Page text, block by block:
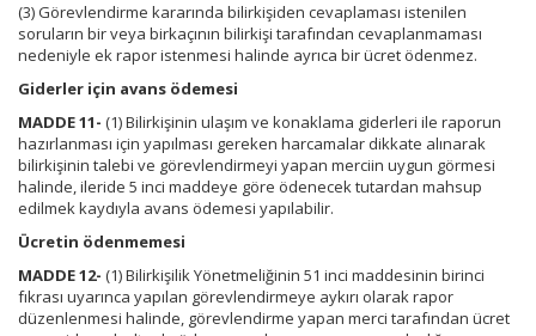
(3) Görevlendirme kararında bilirkişiden cevaplaması istenilen
soruların bir veya birkaçının bilirkişi tarafından cevaplanmaması
nedeniyle ek rapor istenmesi halinde ayrıca bir ücret ödenmez.
Giderler için avans ödemesi
MADDE 11- (1) Bilirkişinin ulaşım ve konaklama giderleri ile raporun
hazırlanması için yapılması gereken harcamalar dikkate alınarak
bilirkişinin talebi ve görevlendirmeyi yapan merciin uygun görmesi
halinde, ileride 5 inci maddeye göre ödenecek tutardan mahsup
edilmek kaydıyla avans ödemesi yapılabilir.
Ücretin ödenmemesi
MADDE 12- (1) Bilirkişilik Yönetmeliğinin 51 inci maddesinin birinci
fıkrası uyarınca yapılan görevlendirmeye aykırı olarak rapor
düzenlenmesi halinde, görevlendirme yapan merci tarafından ücret